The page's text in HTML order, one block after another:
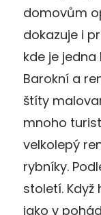
domovům
dokazuje i
kde je
Barokní a
štíty
mnoho
velkolepý
rybníky.
století.
jako v